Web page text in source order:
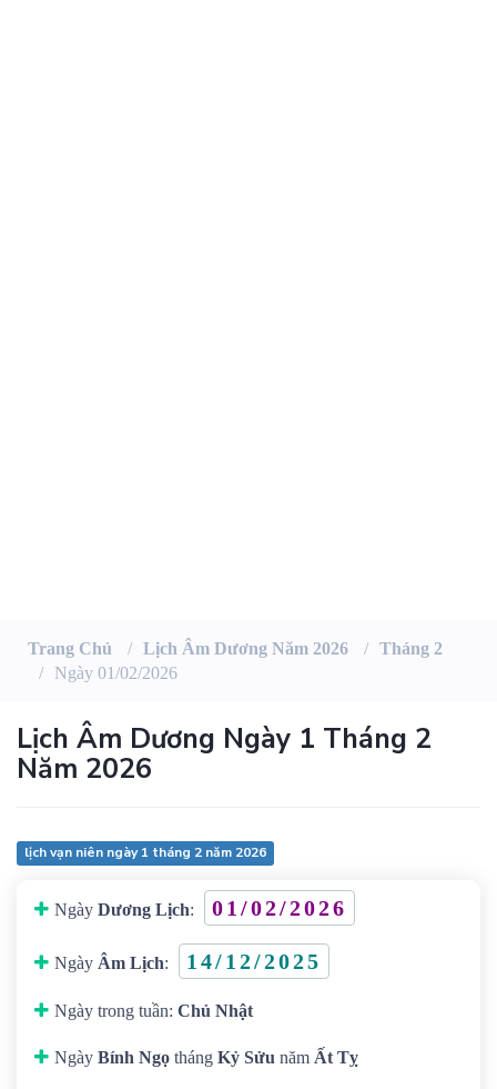
Trang Chủ Lịch Âm Dương Năm 2026
Tháng 2
Ngày 01/02/2026
Lịch Âm Dương Ngày 1 Tháng 2
Năm 2026
lịch vạn niên ngày 1 tháng 2 năm 2026
Ngày Dương Lịch: 01/02/2026
Ngày Âm Lịch: 14/12/2025
Ngày trong tuần: Chủ Nhật
Ngày Bính Ngọ tháng Kỷ Sửu năm Ất Tỵ